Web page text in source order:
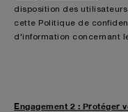
disposition des
cette Politique de
d'information concernant
Engagement 2 : Protéger